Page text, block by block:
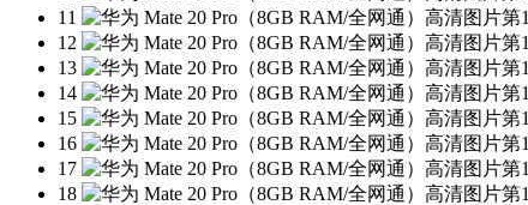
11
12
13
14
15
16
17
18